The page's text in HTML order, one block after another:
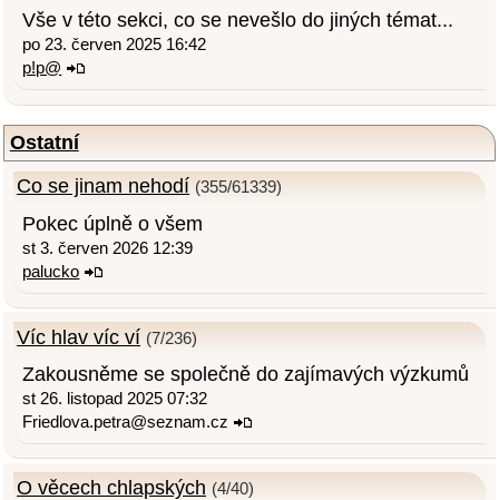
Vše v této sekci, co se nevešlo do jiných témat...
po 23. červen 2025 16:42
p!p@
Ostatní
Co se jinam nehodí (355/61339)
Pokec úplně o všem
st 3. červen 2026 12:39
palucko
Víc hlav víc ví (7/236)
Zakousněme se společně do zajímavých výzkumů
st 26. listopad 2025 07:32
Friedlova.petra@seznam.cz
O věcech chlapských (4/40)